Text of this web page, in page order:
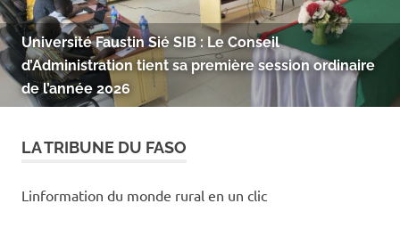
Université Faustin Sié SIB : Le Conseil
d’Administration tient sa première session ordinaire
de l’année 2026
LA TRIBUNE DU FASO
Linformation du monde rural en un clic